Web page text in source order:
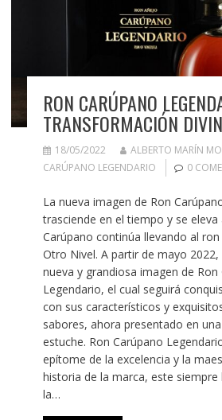
RON CARÚPANO
TRANSFORMACIÓN
18/05/2022 ALBERTO MARÍN
CARÚPANO LEGENDARIO
0
La nueva imagen de Ron
trasciende en el tiempo y se
Carúpano continúa llevando al
Otro Nivel. A partir de mayo
nueva y grandiosa imagen de Ron
Legendario, el cual seguirá
con sus característicos y
sabores, ahora presentado en
estuche. Ron Carúpano
epítome de la excelencia y la
historia de la marca, este
la…